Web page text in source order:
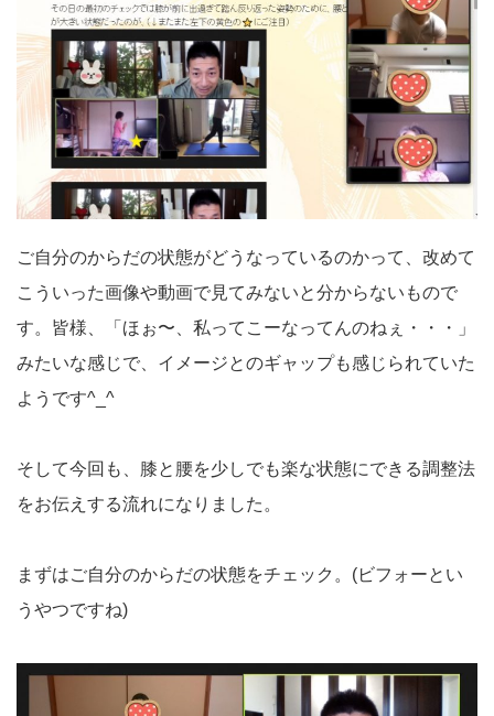
ご自分のからだの状態がどうなっているのかって、改めて
こういった画像や動画で見てみないと分からないもので
す。皆様、「ほぉ〜、私ってこーなってんのねぇ・・・」
みたいな感じで、イメージとのギャップも感じられていた
ようです^_^
そして今回も、膝と腰を少しでも楽な状態にできる調整法
をお伝えする流れになりました。
まずはご自分のからだの状態をチェック。(ビフォーとい
うやつですね)